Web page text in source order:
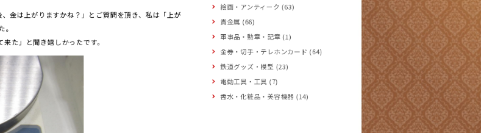
金は上がりますかね？」とご質問を頂き、私は「上が
た」と聞き嬉しかったです。
絵画・アンティーク (63)
貴金属 (66)
軍事品・勲章・記章 (1)
金券・切手・テレホンカード (64)
鉄道グッズ・模型 (23)
電動工具・工具 (7)
香水・化粧品・美容機器 (14)